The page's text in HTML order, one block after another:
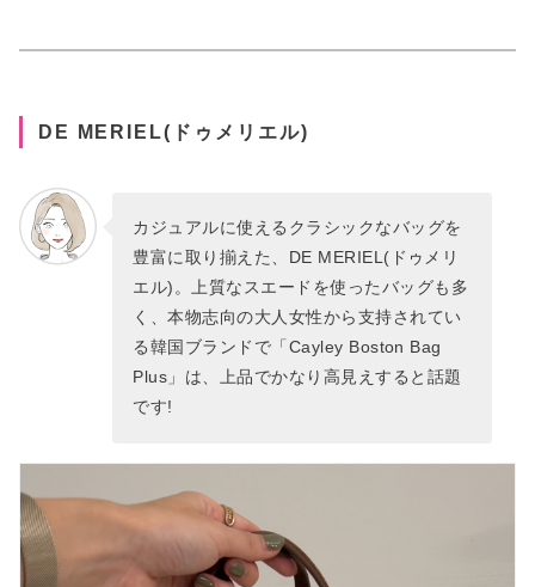
DE MERIEL(ドゥメリエル)
カジュアルに使えるクラシックなバッグを
豊富に取り揃えた、DE MERIEL(ドゥメリ
エル)。上質なスエードを使ったバッグも多
く、本物志向の大人女性から支持されてい
る韓国ブランドで「Cayley Boston Bag
Plus」は、上品でかなり高見えすると話題
です!